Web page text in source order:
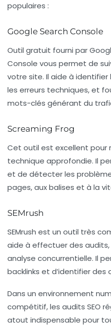
populaires :
Google Search Console
Outil gratuit fourni par
Console vous permet de
votre site. Il aide à identifier
les erreurs techniques, et
mots-clés générant du
Screaming Frog
Cet outil est excellent pour
technique approfondie. Il
et de détecter les
pages, aux balises et à la
SEMrush
SEMrush est un outil très
aide à effectuer des
analyse concurrentielle. Il
backlinks et d’identifier
Dans un environnement
compétitif, les audits SEO
atout indispensable pour